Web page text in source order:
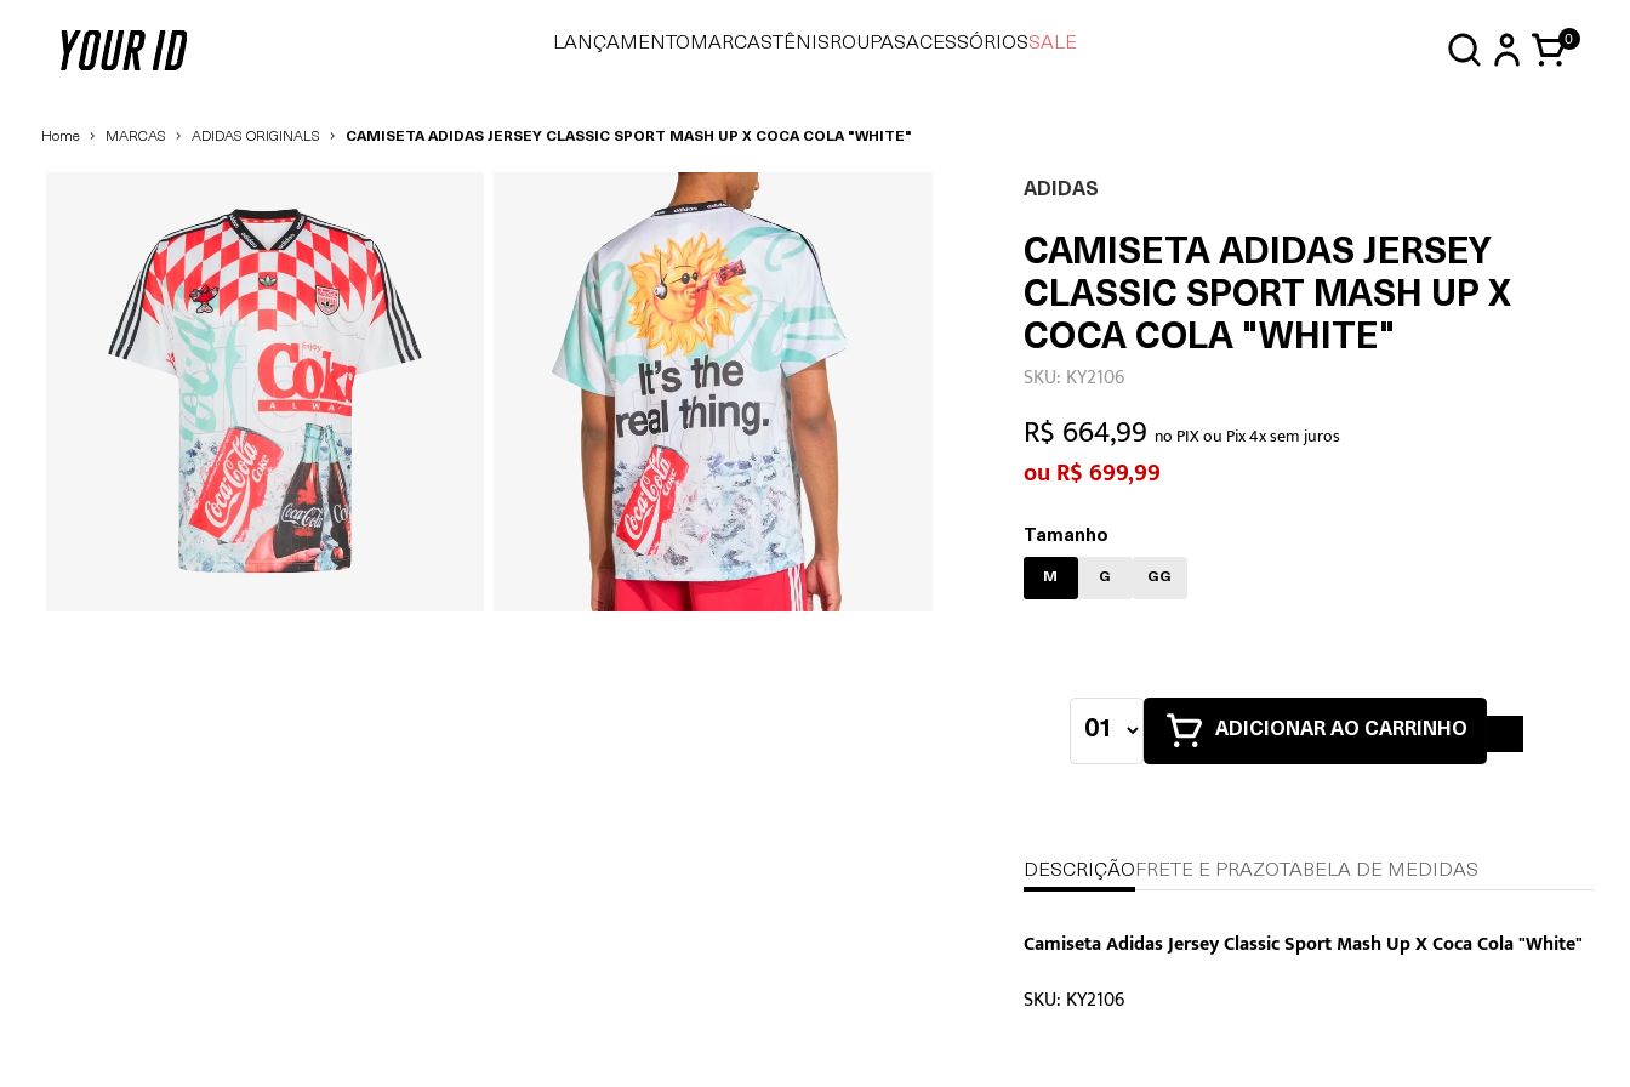
LANÇAMENTO MARCAS TÊNIS ROUPASACESSÓRIOSSALE 0
Home MARCAS ADIDAS ORIGINALS CAMISETA ADIDAS JERSEY CLASSIC SPORT MASH UP X COCA COLA "WHITE"
ADIDAS
CAMISETA ADIDAS JERSEY
CLASSIC SPORT MASH UP X
COCA COLA "WHITE"
SKU: KY2106
R$ 664,99 no PIX ou Pix 4x sem juros
R$ 699,99
Tamanho
M G GG
ADICIONAR AO CARRINHO
DESCRIÇÃO FRETE E PRAZOTABELA DE MEDIDAS
Camiseta Adidas Jersey Classic Sport Mash Up X Coca Cola "White"
SKU: KY2106